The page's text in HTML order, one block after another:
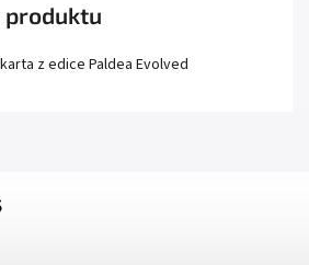
z edice Paldea Evolved